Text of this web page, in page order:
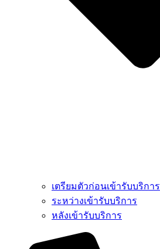
เตรียมตัวก่อนเข้ารับบริการ
ระหว่างเข้ารับบริการ
หลังเข้ารับบริการ